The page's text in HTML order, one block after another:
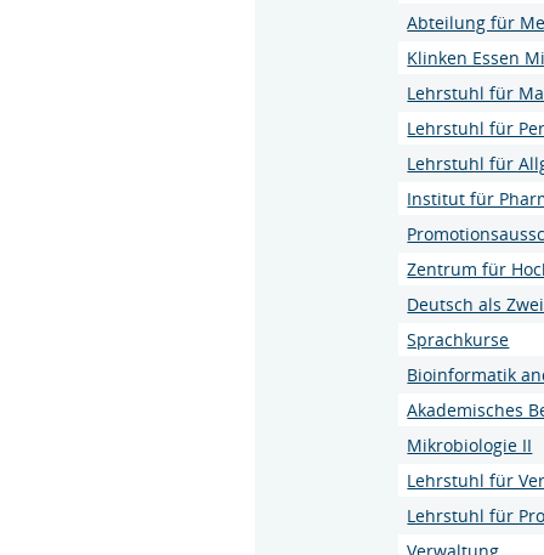
Abteilung für
Klinken Essen
Lehrstuhl für
Lehrstuhl für
Lehrstuhl für
Institut für
Zentrum für
Deutsch als
Sprachkurse
Bioinformatik
Akademisches
Mikrobiologie II
Lehrstuhl für
Lehrstuhl für